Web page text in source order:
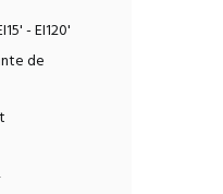
- EI120'
de